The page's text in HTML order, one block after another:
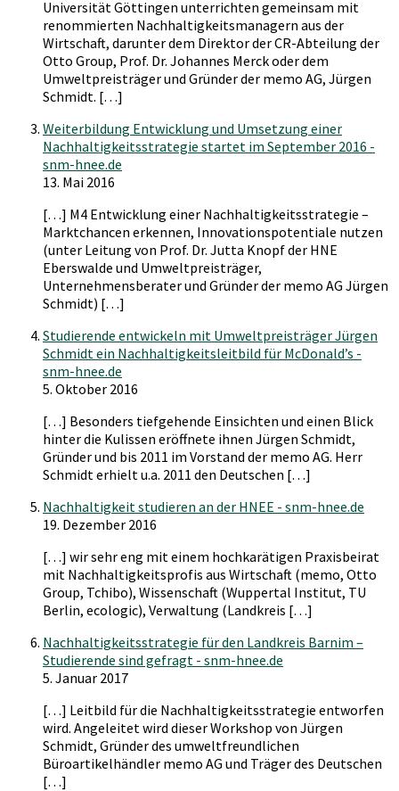
Universität Göttingen unterrichten gemeinsam mit
renommierten Nachhaltigkeitsmanagern aus der
Wirtschaft, darunter dem Direktor der CR-Abteilung der
Otto Group, Prof. Dr. Johannes Merck oder dem
Umweltpreisträger und Gründer der memo AG, Jürgen
Schmidt. […]
Weiterbildung Entwicklung und Umsetzung einer
Nachhaltigkeitsstrategie startet im September 2016 -
snm-hnee.de
13. Mai 2016
[…] M4 Entwicklung einer Nachhaltigkeitsstrategie –
Marktchancen erkennen, Innovationspotentiale nutzen
(unter Leitung von Prof. Dr. Jutta Knopf der HNE
Eberswalde und Umweltpreisträger,
Unternehmensberater und Gründer der memo AG Jürgen
Schmidt) […]
Studierende entwickeln mit Umweltpreisträger Jürgen
Schmidt ein Nachhaltigkeitsleitbild für McDonald’s -
snm-hnee.de
5. Oktober 2016
[…] Besonders tiefgehende Einsichten und einen Blick
hinter die Kulissen eröffnete ihnen Jürgen Schmidt,
Gründer und bis 2011 im Vorstand der memo AG. Herr
Schmidt erhielt u.a. 2011 den Deutschen […]
Nachhaltigkeit studieren an der HNEE - snm-hnee.de
19. Dezember 2016
[…] wir sehr eng mit einem hochkarätigen Praxisbeirat
mit Nachhaltigkeitsprofis aus Wirtschaft (memo, Otto
Group, Tchibo), Wissenschaft (Wuppertal Institut, TU
Berlin, ecologic), Verwaltung (Landkreis […]
Nachhaltigkeitsstrategie für den Landkreis Barnim –
Studierende sind gefragt - snm-hnee.de
5. Januar 2017
[…] Leitbild für die Nachhaltigkeitsstrategie entworfen
wird. Angeleitet wird dieser Workshop von Jürgen
Schmidt, Gründer des umweltfreundlichen
Büroartikelhändler memo AG und Träger des Deutschen
[…]